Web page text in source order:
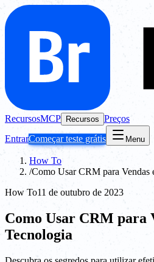
RecursosMCP Recursos Preços
EntrarComeçar teste grátis Menu
How To
/Como Usar CRM para Vendas
How To11 de outubro de 2023
Como Usar CRM para
Tecnologia